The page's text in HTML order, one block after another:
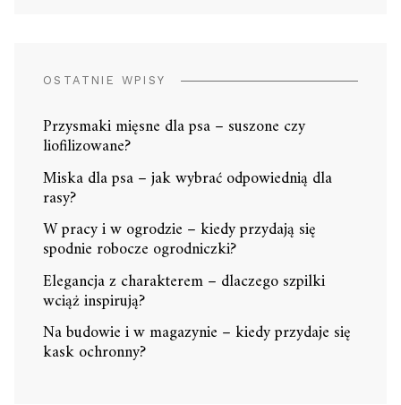
OSTATNIE WPISY
Przysmaki mięsne dla psa – suszone czy
liofilizowane?
Miska dla psa – jak wybrać odpowiednią dla
rasy?
W pracy i w ogrodzie – kiedy przydają się
spodnie robocze ogrodniczki?
Elegancja z charakterem – dlaczego szpilki
wciąż inspirują?
Na budowie i w magazynie – kiedy przydaje się
kask ochronny?